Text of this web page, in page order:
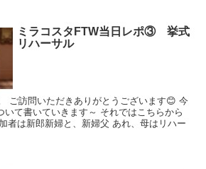
ミラコスタFTW当日レポ③ 挙式
リハーサル
ご訪問いただきありがとうございます😊 今
いて書いていきます～ それではこちらから
者は新郎新婦と、新婦父 あれ、母はリハー